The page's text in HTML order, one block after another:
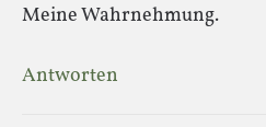
Meine Wahrnehmung.
Antworten